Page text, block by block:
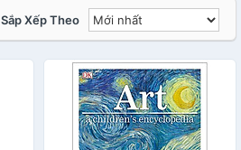
Sắp Xếp Theo